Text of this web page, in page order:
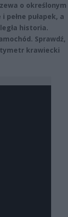
o określonym
pułapek, a
historia.
Sprawdź,
krawiecki